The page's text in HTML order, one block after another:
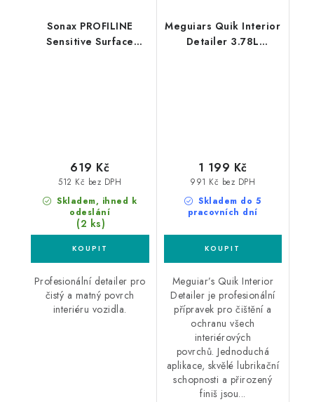
Sonax PROFILINE
Sensitive Surface
Skladem, ihned k
odeslání
(2 ks)
512 Kč bez DPH
619 Kč
Profesionální detailer pro
čistý a matný povrch
interiéru vozidla.
Meguiars Quik Interior
Detailer 3.78L
Skladem do 5
pracovních dní
991 Kč bez DPH
1 199 Kč
Meguiar’s Quik Interior
Detailer je profesionální
přípravek pro čištění a
ochranu všech
interiérových
povrchů. Jednoduchá
aplikace, skvělé lubrikační
schopnosti a přirozený
finiš jsou...